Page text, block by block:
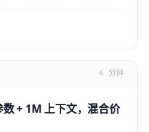
4 分钟
+ 1M 上下文，混合价